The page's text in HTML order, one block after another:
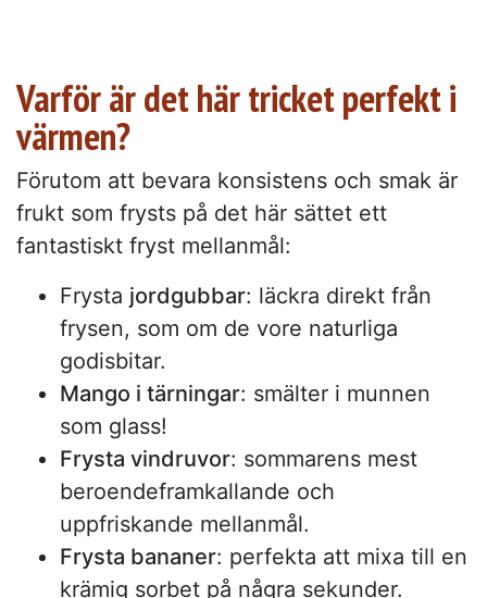
Varför är det här tricket perfekt i
värmen?
Förutom att bevara konsistens och smak är
frukt som frysts på det här sättet ett
fantastiskt fryst mellanmål:
Frysta jordgubbar: läckra direkt från
frysen, som om de vore naturliga
godisbitar.
Mango i tärningar: smälter i munnen
som glass!
Frysta vindruvor: sommarens mest
beroendeframkallande och
uppfriskande mellanmål.
Frysta bananer: perfekta att mixa till en
krämig sorbet på några sekunder.